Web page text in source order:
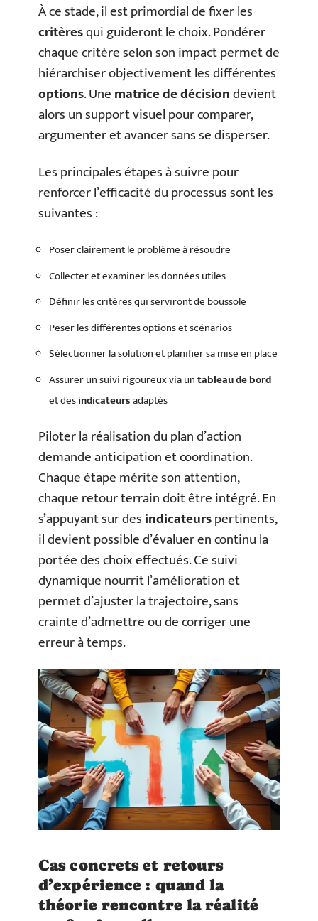
À ce stade, il est primordial de fixer les
critèresqui guideront le choix. Pondérer
chaque critère selon son impact permet de
hiérarchiser objectivement les différentes
options. Unematrice de décisiondevient
alors un support visuel pour comparer,
argumenter et avancer sans se disperser.
Les principales étapes à suivre pour
renforcer l’efficacité du processus sont les
suivantes :
Poser clairement le problème à résoudre
Collecter et examiner les données utiles
Définir les critères qui serviront de boussole
Peser les différentes options et scénarios
Sélectionner la solution et planifier sa mise en place
Assurer un suivi rigoureux via untableau de bord
et desindicateursadaptés
Piloter la réalisation du plan d’action
demande anticipation et coordination.
Chaque étape mérite son attention,
chaque retour terrain doit être intégré. En
s’appuyant sur desindicateurspertinents,
il devient possible d’évaluer en continu la
portée des choix effectués. Ce suivi
dynamique nourrit l’amélioration et
permet d’ajuster la trajectoire, sans
crainte d’admettre ou de corriger une
erreur à temps.
Cas concrets et retours
d’expérience : quand la
théorie rencontre la réalité